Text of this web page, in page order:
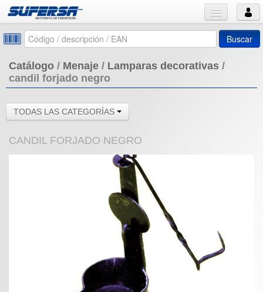
Buscar
Catálogo / Menaje / Lamparas decorativas /
candil forjado negro
TODAS LAS CATEGORÍAS
CANDIL FORJADO NEGRO